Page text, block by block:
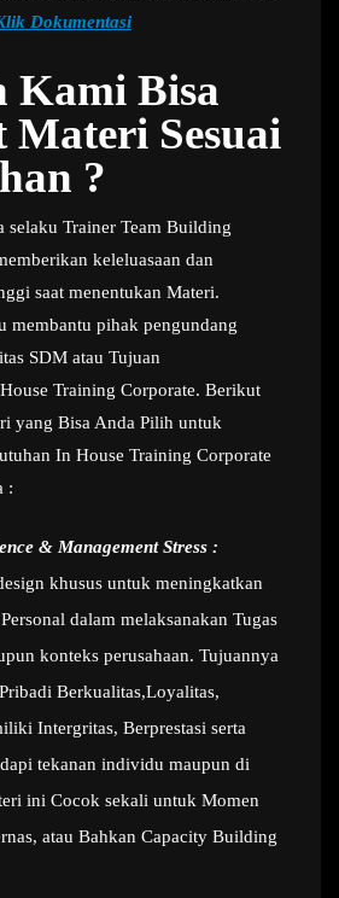
Dokumentasi
Kami Bisa
Materi Sesuai
?
selaku Trainer Team Building
keleluasaan dan
saat menentukan Materi.
membantu pihak pengundang
SDM atau Tujuan
Training Corporate. Berikut
yang Bisa Anda Pilih untuk
In House Training Corporate
:
& Management Stress :
khusus untuk meningkatkan
dalam melaksanakan Tugas
konteks perusahaan. Tujuannya
Berkualitas,Loyalitas,
Intergritas, Berprestasi serta
tekanan individu maupun di
ini Cocok sekali untuk Momen
atau Bahkan Capacity Building